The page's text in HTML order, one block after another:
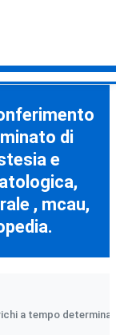
di
e
, mcau,
a tempo